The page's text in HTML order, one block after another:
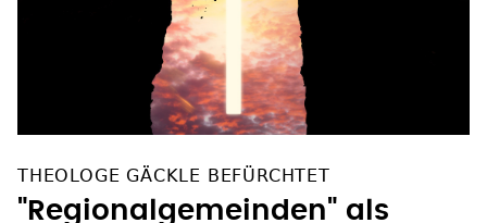
THEOLOGE GÄCKLE BEFÜRCHTET
"Regionalgemeinden" als